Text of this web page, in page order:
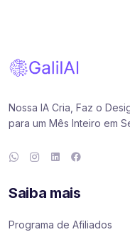
Nossa IA Cria, Faz o
para um Mês Inteiro em
Saiba mais
Programa de Afiliados